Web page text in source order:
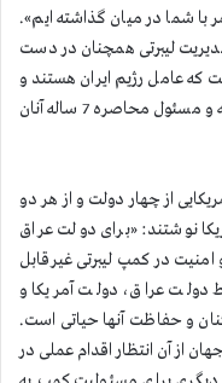
با شما در میان گذاشته ایم».
لیبرتی همچنان در دست
كه عامل رژیم ایران هستند و
در كشتار ساكنان به طور مستقیم دست داشته و مسئول محاصره 7 ساله آنان
برجسته آمریكایی از چهار دولت و از هر دو
نوشتند: «برای دولت عراق
در كمپ لیبرتی غیرقابل
عراق، دولت آمریكا و
و حفاظت آنها حیاتی است.
از آن انتظار اقدام عملی در